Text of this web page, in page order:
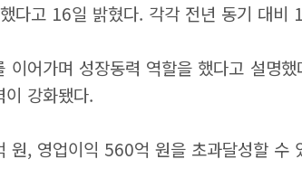
다고 16일 밝혔다. 각각 전년 동기 대
어가며 성장동력 역할을 했다고 설명
강화됐다.
, 영업이익 560억 원을 초과달성할 수